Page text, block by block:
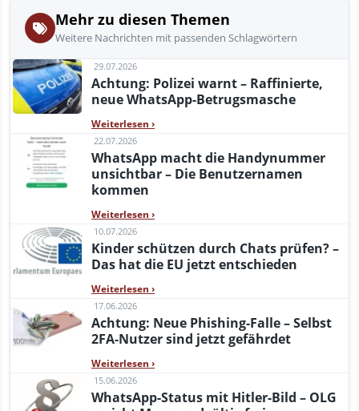
Mehr zu diesen Themen
Weitere Nachrichten mit passenden Schlagwörtern
29.07.2026
Achtung: Polizei warnt – Raffinierte,
neue WhatsApp-Betrugsmasche
Weiterlesen ›
22.07.2026
WhatsApp macht die Handynummer
unsichtbar – Die Benutzernamen
kommen
Weiterlesen ›
10.07.2026
Kinder schützen durch Chats prüfen? –
Das hat die EU jetzt entschieden
Weiterlesen ›
17.06.2026
Achtung: Neue Phishing-Falle – Selbst
2FA-Nutzer sind jetzt gefährdet
Weiterlesen ›
15.06.2026
WhatsApp-Status mit Hitler-Bild – OLG